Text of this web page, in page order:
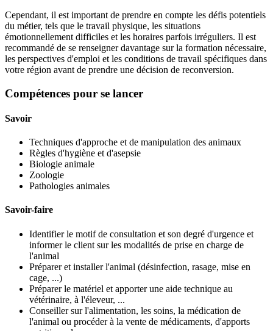
Cependant, il est important de prendre en compte les défis potentiels
du métier, tels que le travail physique, les situations
émotionnellement difficiles et les horaires parfois irréguliers. Il est
recommandé de se renseigner davantage sur la formation nécessaire,
les perspectives d'emploi et les conditions de travail spécifiques dans
votre région avant de prendre une décision de reconversion.
Compétences pour se lancer
Savoir
Techniques d'approche et de manipulation des animaux
Règles d'hygiène et d'asepsie
Biologie animale
Zoologie
Pathologies animales
Savoir-faire
Identifier le motif de consultation et son degré d'urgence et
informer le client sur les modalités de prise en charge de
l'animal
Préparer et installer l'animal (désinfection, rasage, mise en
cage, ...)
Préparer le matériel et apporter une aide technique au
vétérinaire, à l'éleveur, ...
Conseiller sur l'alimentation, les soins, la médication de
l'animal ou procéder à la vente de médicaments, d'apports